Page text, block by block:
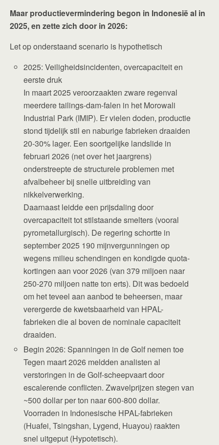
Maar productievermindering begon in Indonesië al in
2025, en zette zich door in 2026:
Let op onderstaand scenario is hypothetisch
2025: Veiligheidsincidenten, overcapaciteit en
eerste druk
In maart 2025 veroorzaakten zware regenval
meerdere tailings-dam-falen in het Morowali
Industrial Park (IMIP). Er vielen doden, productie
stond tijdelijk stil en naburige fabrieken draaiden
20-30% lager. Een soortgelijke landslide in
februari 2026 (net over het jaargrens)
onderstreepte de structurele problemen met
afvalbeheer bij snelle uitbreiding van
nikkelverwerking.
Daarnaast leidde een prijsdaling door
overcapaciteit tot stilstaande smelters (vooral
pyrometallurgisch). De regering schortte in
september 2025 190 mijnvergunningen op
wegens milieu schendingen en kondigde quota-
kortingen aan voor 2026 (van 379 miljoen naar
250-270 miljoen natte ton erts). Dit was bedoeld
om het teveel aan aanbod te beheersen, maar
verergerde de kwetsbaarheid van HPAL-
fabrieken die al boven de nominale capaciteit
draaiden.
Begin 2026: Spanningen in de Golf nemen toe
Tegen maart 2026 meldden analisten al
verstoringen in de Golf-scheepvaart door
escalerende conflicten. Zwavelprijzen stegen van
~500 dollar per ton naar 600-800 dollar.
Voorraden in Indonesische HPAL-fabrieken
(Huafei, Tsingshan, Lygend, Huayou) raakten
snel uitgeput (Hypotetisch).